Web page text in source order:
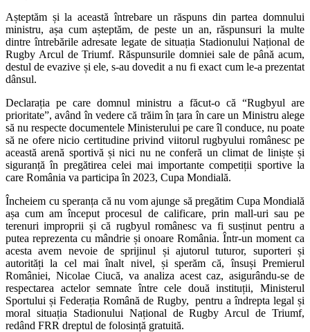
Așteptăm și la această întrebare un răspuns din partea domnului
ministru, așa cum așteptăm, de peste un an, răspunsuri la multe
dintre întrebările adresate legate de situația Stadionului Național de
Rugby Arcul de Triumf. Răspunsurile domniei sale de până acum,
destul de evazive și ele, s-au dovedit a nu fi exact cum le-a prezentat
dânsul.
Declarația pe care domnul ministru a făcut-o că “Rugbyul are
prioritate”, având în vedere că trăim în țara în care un Ministru alege
să nu respecte documentele Ministerului pe care îl conduce, nu poate
să ne ofere nicio certitudine privind viitorul rugbyului românesc pe
această arenă sportivă și nici nu ne conferă un climat de liniște și
siguranță în pregătirea celei mai importante competiții sportive la
care România va participa în 2023, Cupa Mondială.
Încheiem cu speranța că nu vom ajunge să pregătim Cupa Mondială
așa cum am început procesul de calificare, prin mall-uri sau pe
terenuri improprii și că rugbyul românesc va fi susținut pentru a
putea reprezenta cu mândrie și onoare România. Într-un moment ca
acesta avem nevoie de sprijinul și ajutorul tuturor, suporteri și
autorități la cel mai înalt nivel, și sperăm că, însuși Premierul
României, Nicolae Ciucă, va analiza acest caz, asigurându-se de
respectarea actelor semnate între cele două instituții, Ministerul
Sportului și Federația Română de Rugby, pentru a îndrepta legal și
moral situația Stadionului Național de Rugby Arcul de Triumf,
redând FRR dreptul de folosință gratuită.